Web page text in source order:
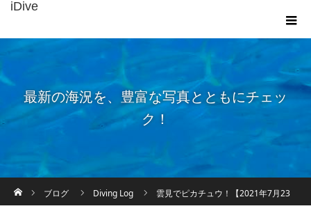
iDive
最新の海況を、豊富な写真とともにチェッ
ク！
ブログ
Diving Log 雲見でピカチュウ！【2021年7月23